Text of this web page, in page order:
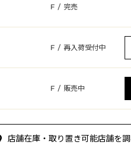
F / 完売
F / 再入荷受付中
F / 販売中
店舗在庫・取り置き可能店舗を